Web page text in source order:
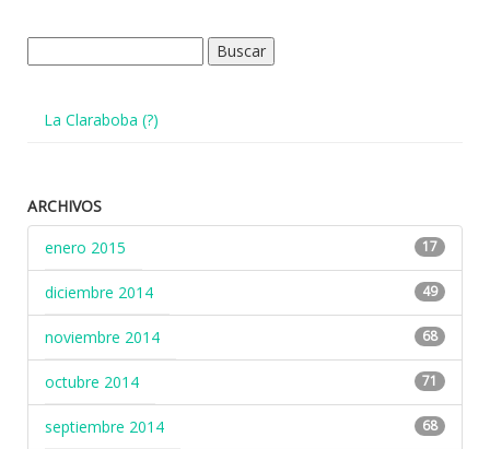
La Claraboba (?)
ARCHIVOS
enero 2015
17
diciembre 2014 49
noviembre 2014 68
octubre 2014 71
septiembre 2014 68